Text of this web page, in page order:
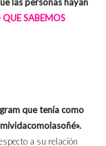
las personas hayan
QUE SABEMOS
que tenía como
a su relación